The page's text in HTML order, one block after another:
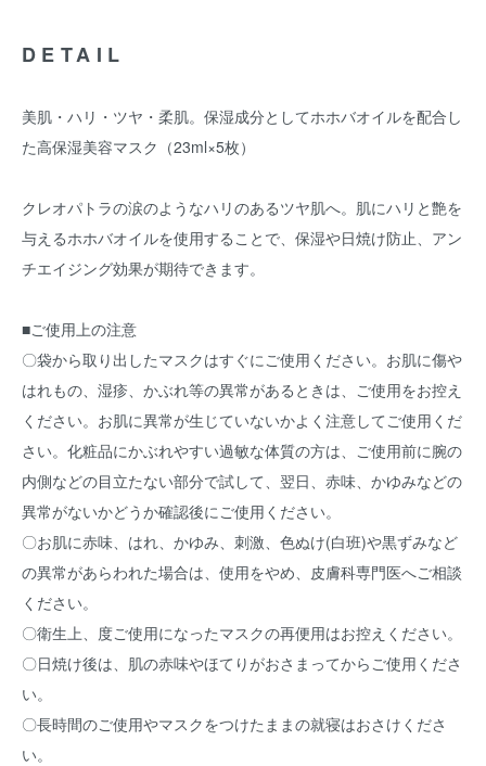
DETAIL
美肌・ハリ・ツヤ・柔肌。保湿成分としてホホバオイルを配合し
た高保湿美容マスク（23ml×5枚）
クレオパトラの涙のようなハリのあるツヤ肌へ。肌にハリと艶を
与えるホホバオイルを使用することで、保湿や日焼け防止、アン
チエイジング効果が期待できます。
■ご使用上の注意
〇袋から取り出したマスクはすぐにご使用ください。お肌に傷や
はれもの、湿疹、かぶれ等の異常があるときは、ご使用をお控え
ください。お肌に異常が生じていないかよく注意してご使用くだ
さい。化粧品にかぶれやすい過敏な体質の方は、ご使用前に腕の
内側などの目立たない部分で試して、翌日、赤味、かゆみなどの
異常がないかどうか確認後にご使用ください。
〇お肌に赤味、はれ、かゆみ、刺激、色ぬけ(白班)や黒ずみなど
の異常があらわれた場合は、使用をやめ、皮膚科専門医へご相談
ください。
〇衛生上、度ご使用になったマスクの再便用はお控えください。
〇日焼け後は、肌の赤味やほてりがおさまってからご使用くださ
い。
〇長時間のご使用やマスクをつけたままの就寝はおさけくださ
い。